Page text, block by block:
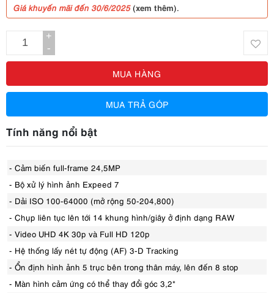
Giá khuyến mãi đến 30/6/2025 (xem thêm).
+
-
MUA HÀNG
MUA TRẢ GÓP
Tính năng nổi bật
- Cảm biến full-frame 24,5MP
- Bộ xử lý hình ảnh Expeed 7
- Dải ISO 100-64000 (mở rộng 50-204,800)
- Chụp liên tục lên tới 14 khung hình/giây ở định dạng RAW
- Video UHD 4K 30p và Full HD 120p
- Hệ thống lấy nét tự động (AF) 3-D Tracking
- Ổn định hình ảnh 5 trục bên trong thân máy, lên đến 8 stop
- Màn hình cảm ứng có thể thay đổi góc 3,2"